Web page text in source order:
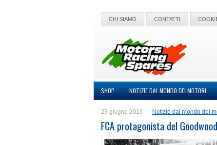
CHI SIAMO CONTATTI
SHOP NOTIZIE DAL MONDO DEI MOTORI
23 giugno 2016 Notizie dal mondo dei
FCA protagonista del